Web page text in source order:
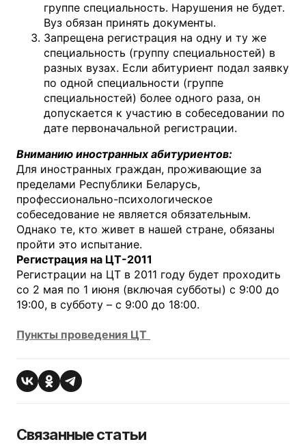
группе специальность. Нарушения не будет.
Вуз обязан принять документы.
Запрещена регистрация на одну и ту же
специальность (группу специальностей) в
разных вузах. Если абитуриент подал заявку
по одной специальности (группе
специальностей) более одного раза, он
допускается к участию в собеседовании по
дате первоначальной регистрации.
Вниманию иностранных абитуриентов:
Для иностранных граждан, проживающие за
пределами Республики Беларусь,
профессионально-психологическое
собеседование не является обязательным.
Однако те, кто живет в нашей стране, обязаны
пройти это испытание.
Регистрация на ЦТ-2011
Регистрации на ЦТ в 2011 году будет проходить
со 2 мая по 1 июня (включая субботы) с 9:00 до
19:00, в субботу – с 9:00 до 18:00.
Пункты проведения ЦТ
Связанные статьи